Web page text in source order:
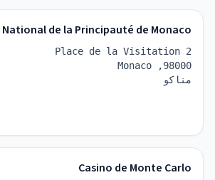
National de la Principauté de Monaco
Place de la Visitation 2
98000, Monaco
مناكو
Casino de Monte Carlo